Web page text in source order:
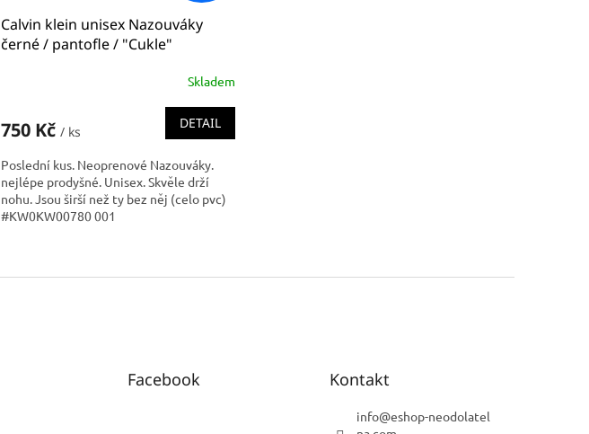
Calvin klein unisex Nazouváky
černé / pantofle / "Cukle"
Skladem
750 Kč / ks
DETAIL
Poslední kus. Neoprenové Nazouváky.
nejlépe prodyšné. Unisex. Skvěle drží
nohu. Jsou širší než ty bez něj (celo pvc)
#KW0KW00780 001
v
Facebook Kontakt
info@eshop-neodolatel